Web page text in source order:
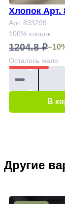
Хлопок
Арт. 833299
100% хлопок
1204.8 ₽
Осталось мало
В
Другие